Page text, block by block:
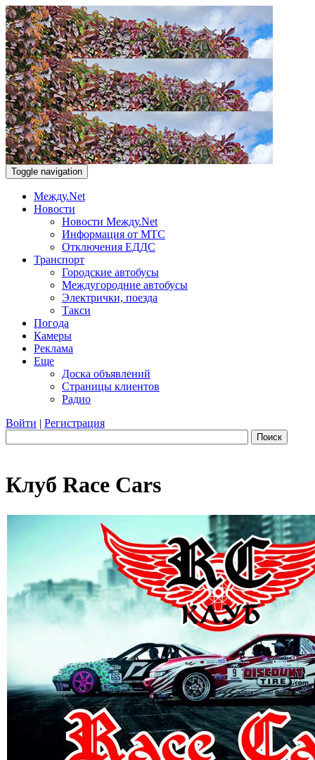
Toggle navigation
Между.Net
Новости
Новости Между.Net
Информация от МТС
Отключения ЕДДС
Транспорт
Городские автобусы
Междугородние автобусы
Электрички, поезда
Такси
Погода
Камеры
Реклама
Еще
Доска объявлений
Страницы клиентов
Радио
Войти | Регистрация
Поиск
Клуб Race Cars